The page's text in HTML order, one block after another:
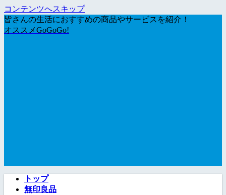
コンテンツへスキップ
皆さんの生活におすすめの商品やサービスを紹介！
オススメGoGoGo!
トップ
無印良品